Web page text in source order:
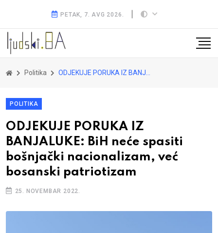
PETAK, 7. AVG 2026.
Politika ODJEKUJE PORUKA IZ BANJALUKE: BiH neće spasiti bošnjački nacionalizam, već bosanski patriotizam
POLITIKA
ODJEKUJE PORUKA IZ
BANJALUKE: BiH neće spasiti
bošnjački nacionalizam, već
bosanski patriotizam
25. NOVEMBAR 2022.